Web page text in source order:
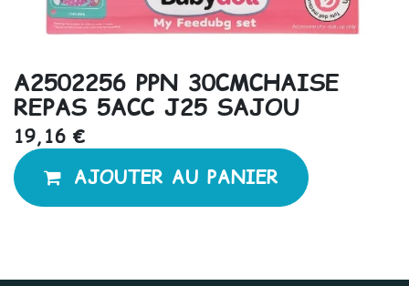
A2502256 PPN 30CMCHAISE
REPAS 5ACC J25 SAJOU
19,16 €
AJOUTER AU PANIER